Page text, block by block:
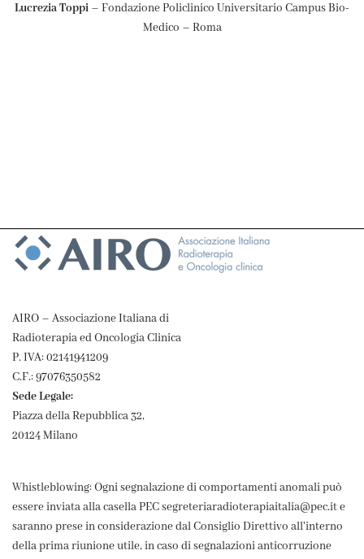
Lucrezia Toppi – Fondazione Policlinico Universitario Campus Bio-
Medico – Roma
AIRO – Associazione Italiana di
Radioterapia ed Oncologia Clinica
P. IVA: 02141941209
C.F.: 97076350582
Sede Legale:
Piazza della Repubblica 32,
20124 Milano
Whistleblowing: Ogni segnalazione di comportamenti anomali può
essere inviata alla casella PEC segreteriaradioterapiaitalia@pec.it e
saranno prese in considerazione dal Consiglio Direttivo all'interno
della prima riunione utile, in caso di segnalazioni anticorruzione